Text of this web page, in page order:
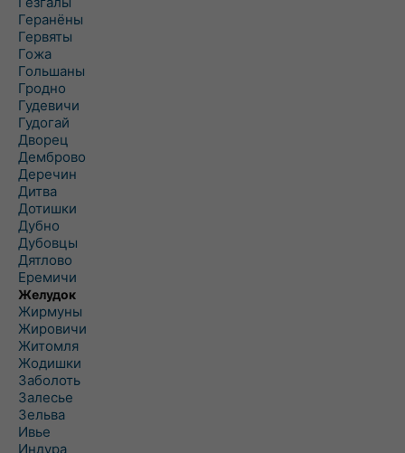
Геранёны
Гервяты
Гожа
Гольшаны
Гродно
Гудевичи
Гудогай
Дворец
Демброво
Деречин
Дитва
Дотишки
Дубно
Дубовцы
Дятлово
Еремичи
Желудок
Жирмуны
Жировичи
Житомля
Жодишки
Заболоть
Залесье
Зельва
Ивье
Индура